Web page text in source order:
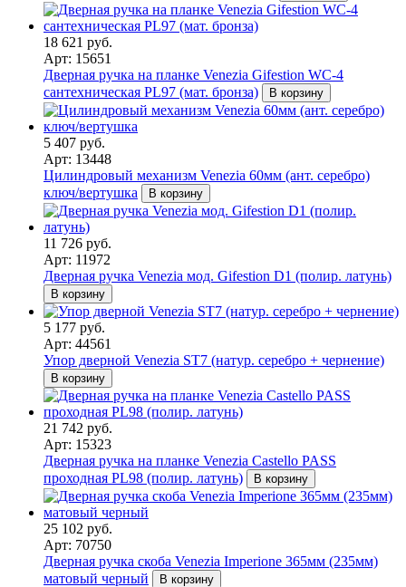
18 621 руб.
Арт: 15651
Дверная ручка на планке Venezia Gifestion WC-4
сантехническая PL97 (мат. бронза)
В корзину
5 407 руб.
Арт: 13448
Цилиндровый механизм Venezia 60мм (ант. серебро)
ключ/вертушка
В корзину
11 726 руб.
Арт: 11972
Дверная ручка Venezia мод. Gifestion D1 (полир. латунь)
В корзину
5 177 руб.
Арт: 44561
Упор дверной Venezia ST7 (натур. серебро + чернение)
В корзину
21 742 руб.
Арт: 15323
Дверная ручка на планке Venezia Castello PASS
проходная PL98 (полир. латунь)
В корзину
25 102 руб.
Арт: 70750
Дверная ручка скоба Venezia Imperione 365мм (235мм)
матовый черный
В корзину